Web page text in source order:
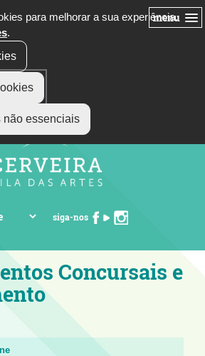
para melhorar a sua experiência.
.
não essenciais
menu
siga-nos
Concursais e